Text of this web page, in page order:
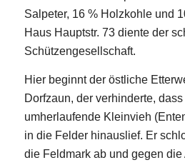
Salpeter, 16 % Holzkohle und
Haus Hauptstr. 73 diente der
Schützengesellschaft.
Hier beginnt der östliche
Dorfzaun, der verhinderte,
umherlaufende Kleinvieh
in die Felder hinauslief. Er
die Feldmark ab und gegen die